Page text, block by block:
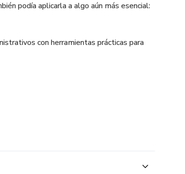
podía aplicarla a algo aún más esencial:
con herramientas prácticas para
y sentir que tienes el control de